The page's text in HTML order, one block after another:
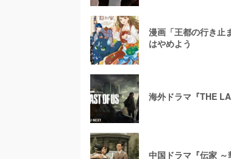
漫画「王都の行き止
はやめよう
海外ドラマ『THE
中国ドラマ『伝家 ～